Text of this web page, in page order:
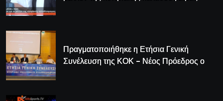
Πραγματοποιήθηκε η Ετήσια Γενική
Συνέλευση της ΚΟΚ – Νέος Πρόεδρος ο